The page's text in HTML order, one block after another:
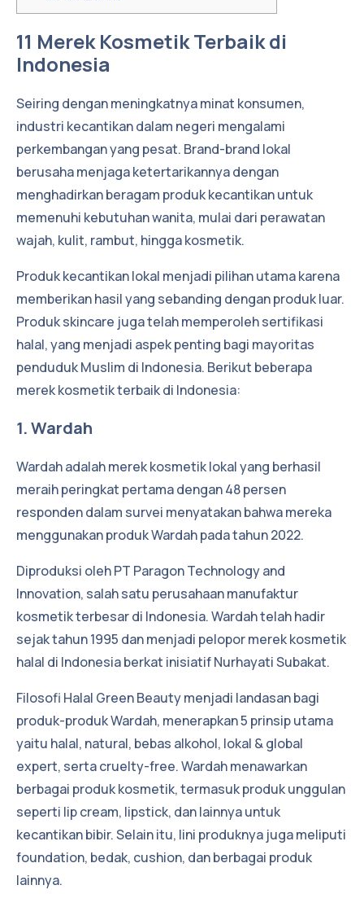
11 Merek Kosmetik Terbaik di
Indonesia
Seiring dengan meningkatnya minat konsumen,
industri kecantikan dalam negeri mengalami
perkembangan yang pesat. Brand-brand lokal
berusaha menjaga ketertarikannya dengan
menghadirkan beragam produk kecantikan untuk
memenuhi kebutuhan wanita, mulai dari perawatan
wajah, kulit, rambut, hingga kosmetik.
Produk kecantikan lokal menjadi pilihan utama karena
memberikan hasil yang sebanding dengan produk luar.
Produk skincare juga telah memperoleh sertifikasi
halal, yang menjadi aspek penting bagi mayoritas
penduduk Muslim di Indonesia. Berikut beberapa
merek kosmetik terbaik di Indonesia:
1. Wardah
Wardah adalah merek kosmetik lokal yang berhasil
meraih peringkat pertama dengan 48 persen
responden dalam survei menyatakan bahwa mereka
menggunakan produk Wardah pada tahun 2022.
Diproduksi oleh PT Paragon Technology and
Innovation, salah satu perusahaan manufaktur
kosmetik terbesar di Indonesia. Wardah telah hadir
sejak tahun 1995 dan menjadi pelopor merek kosmetik
halal di Indonesia berkat inisiatif Nurhayati Subakat.
Filosofi Halal Green Beauty menjadi landasan bagi
produk-produk Wardah, menerapkan 5 prinsip utama
yaitu halal, natural, bebas alkohol, lokal & global
expert, serta cruelty-free. Wardah menawarkan
berbagai produk kosmetik, termasuk produk unggulan
seperti lip cream, lipstick, dan lainnya untuk
kecantikan bibir. Selain itu, lini produknya juga meliputi
foundation, bedak, cushion, dan berbagai produk
lainnya.